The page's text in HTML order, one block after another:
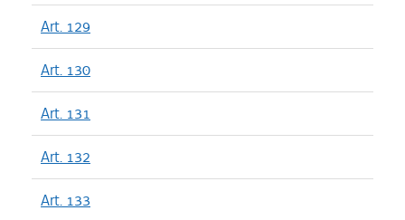
Art. 129
Art. 130
Art. 131
Art. 132
Art. 133